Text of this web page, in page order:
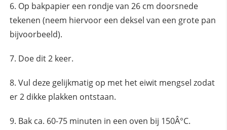
Op bakpapier een rondje van 26 cm doorsnede
tekenen (neem hiervoor een deksel van een grote pan
bijvoorbeeld).
Doe dit 2 keer.
Vul deze gelijkmatig op met het eiwit mengsel zodat
er 2 dikke plakken ontstaan.
Bak ca. 60-75 minuten in een oven bij 150Â°C.